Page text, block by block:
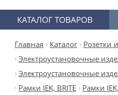
КАТАЛОГ ТОВАРОВ
Главная Каталог
Розетки
Электроустановочные
Электроустановочные
Рамки IEK, BRITE
Рамки